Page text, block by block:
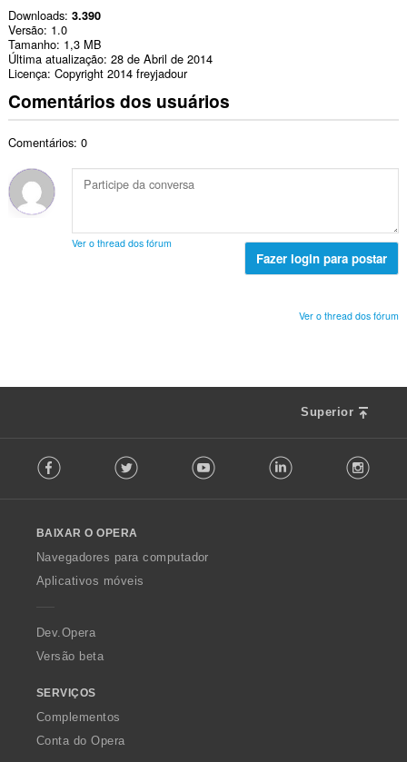
Downloads 3.390
Versão 1.0
Tamanho 1,3 MB
Última atualização 28 de Abril de 2014
Licença Copyright 2014 freyjadour
Comentários dos usuários
Comentários: 0
Ver o thread dos fórum
Fazer login para postar
Ver o thread dos fórum
Superior
o
w
O
p
a
Facebook Twitter Youtube LinkedIn
BAIXAR O OPERA
Navegadores para computador
Aplicativos móveis
Dev.Opera
Versão beta
SERVIÇOS
Complementos
Conta do Opera